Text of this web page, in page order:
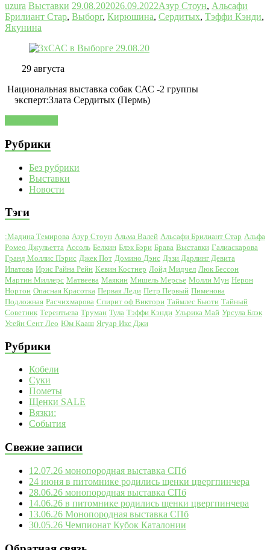
uzura Выставки 29.08.202026.09.2022Азур Стоун, Альсафи
Брилиант Стар, Выборг, Кирюшина, Сердитых, Тэффи Кэнди,
Якунина
29 августа
Национальная выставка собак САС -2 группы
эксперт:Злата Сердитых (Пермь)
Рубрики
Без рубрики
Выставки
Новости
Тэги
:Мадина Темирова Азур Стоун Альма Валей Альсафи Брилиант Стар Альфа
Ромео Джульетта Ассоль Белкин Блэк Бэри Брава Выставки Галиаскарова
Гранд Моллис Пэрис Джек Пот Домино Дэнс Дэзи Дарлинг Девита
Ипатова Ирис Райна Рейн Кевин Костнер Лойд Мидчел Люк Бессон
Мартин Миллерс Матвеева Маякин Мишель Мерсье Молли Мун Нерон
Нортон Опасная Красотка Первая Леди Петр Первый Пименова
Подложная Расчихмарова Спирит оф Виктори Таймлес Бьюти Тайный
Советник Терентьева Труман Тула Тэффи Кэнди Ульрика Май Урсула Блэк
Усейн Сент Лео Юм Кааш Ягуар Икс Джи
Рубрики
Кобели
Суки
Пометы
Щенки SALE
Вязки:
События
Свежие записи
12.07.26 монопородная выставка СПб
24 июня в питомнике родились щенки цвергпинчера
28.06.26 монопородная выставка СПб
14.06.26 в питомнике родились щенки цвергпинчера
13.06.26 Монопородная выставка СПб
30.05.26 Чемпионат Кубок Каталонии